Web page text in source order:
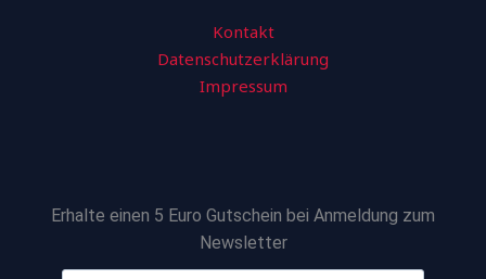
Kontakt
Datenschutzerklärung
Impressum
Erhalte einen 5 Euro Gutschein bei Anmeldung zum
Newsletter